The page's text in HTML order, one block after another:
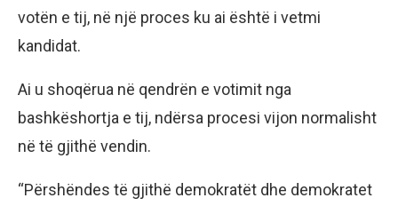
votën e tij, në një proces ku ai është i vetmi
kandidat.
Ai u shoqërua në qendrën e votimit nga
bashkëshortja e tij, ndërsa procesi vijon normalisht
në të gjithë vendin.
“Përshëndes të gjithë demokratët dhe demokratet